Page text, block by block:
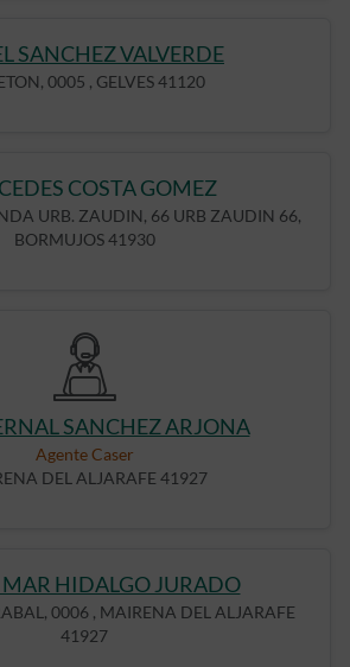
SANCHEZ VALVERDE
0005 , GELVES 41120
COSTA GOMEZ
URB. ZAUDIN, 66 URB ZAUDIN 66,
BORMUJOS 41930
SANCHEZ ARJONA
Agente Caser
DEL ALJARAFE 41927
HIDALGO JURADO
0006 , MAIRENA DEL ALJARAFE
41927